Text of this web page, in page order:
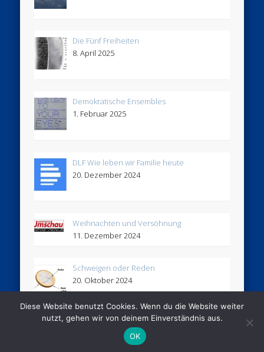
Die Fünf Freiheiten
8. April 2025
Demokratische Ensembles
1. Februar 2025
DLF Wie leben wir Familie heute
20. Dezember 2024
Weihnachten und Versöhnung
11. Dezember 2024
Schweigen oder Reden
20. Oktober 2024
Pinboard Themeby
Diese Website benutzt Cookies. Wenn du die Website weiter
nutzt, gehen wir von deinem Einverständnis aus.
OK